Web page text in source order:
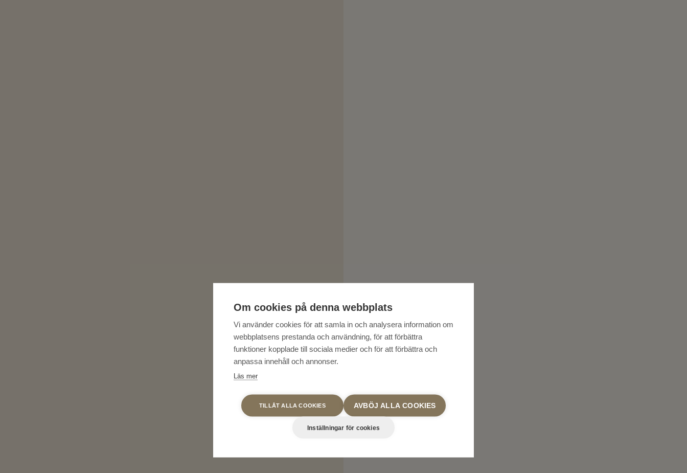
Om cookies på denna webbplats
Vi använder cookies för att samla in och analysera information om
webbplatsens prestanda och användning, för att förbättra
funktioner kopplade till sociala medier och för att förbättra och
anpassa innehåll och annonser.
Läs mer
TILLÅT ALLA COOKIES AVBÖJ ALLA COOKIES
Inställningar för cookies